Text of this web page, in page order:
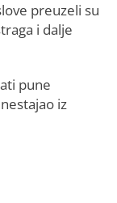
preuzeli su
i dalje
pune
iz